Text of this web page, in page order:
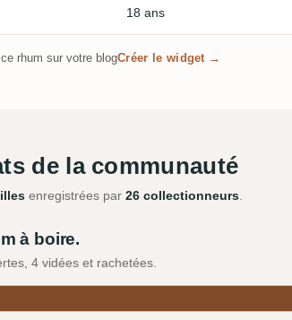
18 ans
ce rhum sur votre blogCréer le widget →
de la communauté
enregistrées par 26 collectionneurs
à boire.
4 vidées et rachetées.